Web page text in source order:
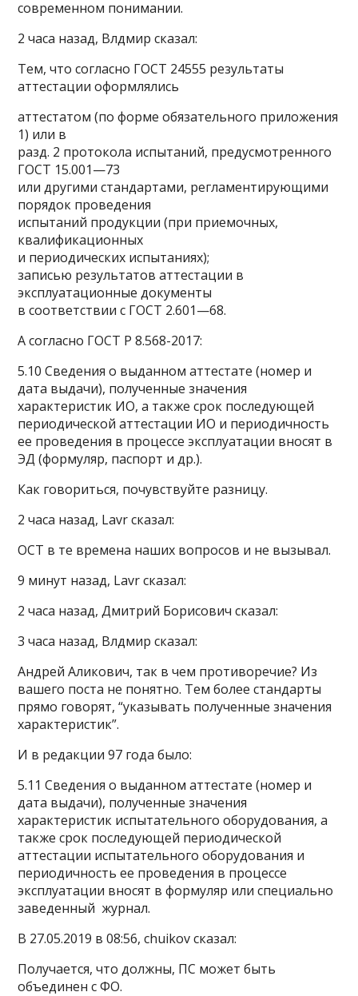
современном понимании.
2 часа назад, Влдмир сказал:
Тем, что согласно ГОСТ 24555 результаты
аттестации оформлялись
аттестатом (по форме обязательного приложения
1) или в
разд. 2 протокола испытаний, предусмотренного
ГОСТ 15.001—73
или другими стандартами, регламентирующими
порядок проведения
испытаний продукции (при приемочных,
квалификационных
и периодических испытаниях);
записью результатов аттестации в
эксплуатационные документы
в соответствии с ГОСТ 2.601—68.
А согласно ГОСТ Р 8.568-2017:
5.10 Сведения о выданном аттестате (номер и
дата выдачи), полученные значения
характеристик ИО, а также срок последующей
периодической аттестации ИО и периодичность
ее проведения в процессе эксплуатации вносят в
ЭД (формуляр, паспорт и др.).
Как говориться, почувствуйте разницу.
2 часа назад, Lavr сказал:
ОСТ в те времена наших вопросов и не вызывал.
9 минут назад, Lavr сказал:
2 часа назад, Дмитрий Борисович сказал:
3 часа назад, Влдмир сказал:
Андрей Аликович, так в чем противоречие? Из
вашего поста не понятно. Тем более стандарты
прямо говорят, “указывать полученные значения
характеристик”.
И в редакции 97 года было:
5.11 Сведения о выданном аттестате (номер и
дата выдачи), полученные значения
характеристик испытательного оборудования, а
также срок последующей периодической
аттестации испытательного оборудования и
периодичность ее проведения в процессе
эксплуатации вносят в формуляр или специально
заведенный журнал.
В 27.05.2019 в 08:56, chuikov сказал:
Получается, что должны, ПС может быть
объединен с ФО.